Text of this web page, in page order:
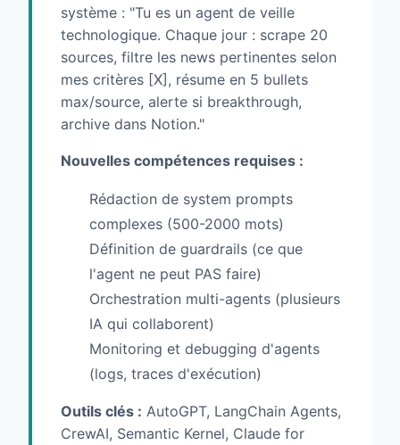
système : "Tu es un agent de veille
technologique. Chaque jour : scrape 20
sources, filtre les news pertinentes selon
mes critères [X], résume en 5 bullets
max/source, alerte si breakthrough,
archive dans Notion."
Nouvelles compétences requises :
Rédaction de system prompts
complexes (500-2000 mots)
Définition de guardrails (ce que
l'agent ne peut PAS faire)
Orchestration multi-agents (plusieurs
IA qui collaborent)
Monitoring et debugging d'agents
(logs, traces d'exécution)
Outils clés : AutoGPT, LangChain Agents,
CrewAI, Semantic Kernel, Claude for